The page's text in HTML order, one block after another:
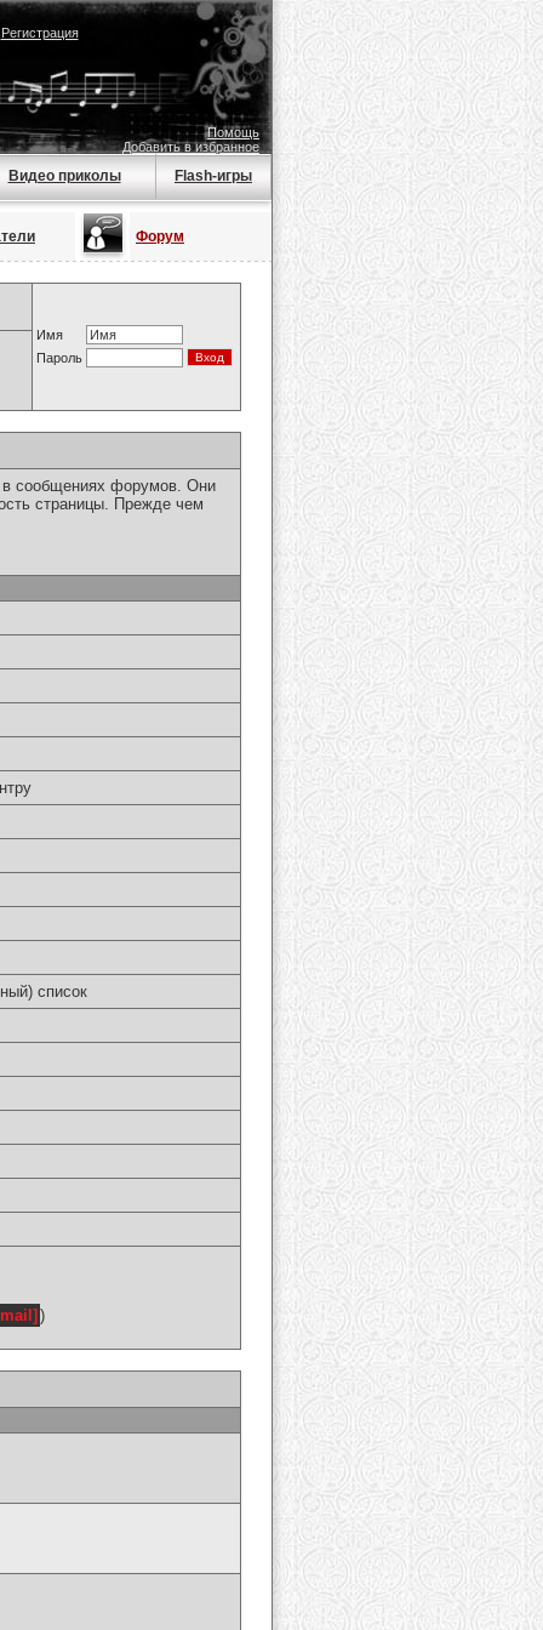
Регистрация
Помощь
Добавить в избранное
Видео приколы Flash-игры
Форум
Имя
Пароль
в сообщениях форумов. Они
страницы. Прежде чем
список
)